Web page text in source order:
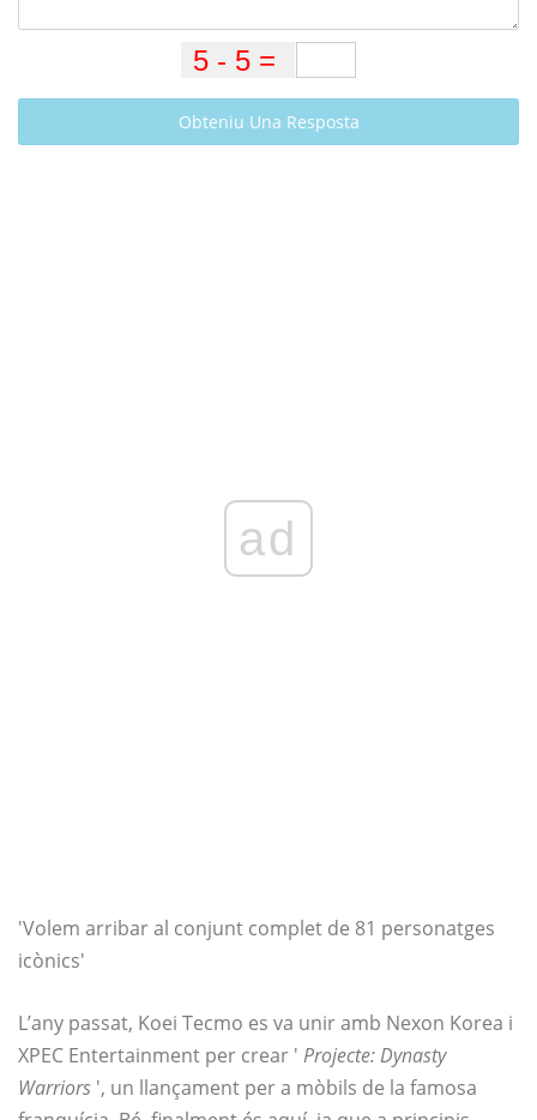
Obteniu Una Resposta
ad
'Volem arribar al conjunt complet de 81 personatges
icònics'
L’any passat, Koei Tecmo es va unir amb Nexon Korea i
XPEC Entertainment per crear ' Projecte: Dynasty
Warriors ', un llançament per a mòbils de la famosa